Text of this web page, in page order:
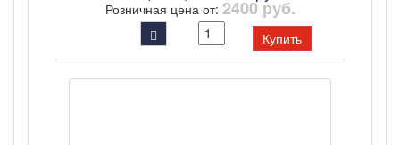
Розничная цена от: 2400 руб.
Купить